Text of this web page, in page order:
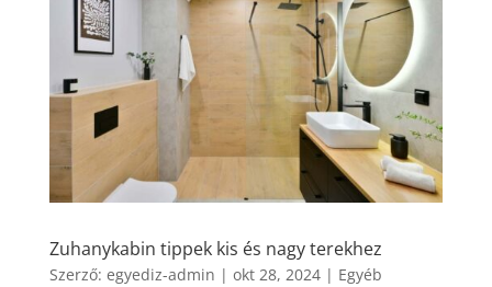
Zuhanykabin tippek kis és nagy terekhez
Szerző: egyediz-admin | okt 28, 2024| Egyéb